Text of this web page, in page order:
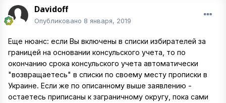
Davidoff
Опубликовано 8 января, 2019
Еще нюанс: если Вы включены в списки избирателей за
границей на основании консульского учета, то по
окончанию срока консульского учета автоматически
"возвращаетесь" в списки по своему месту прописки в
Украине. Если же по описанному выше заявлению -
остаетесь приписаны к заграничному округу, пока сами